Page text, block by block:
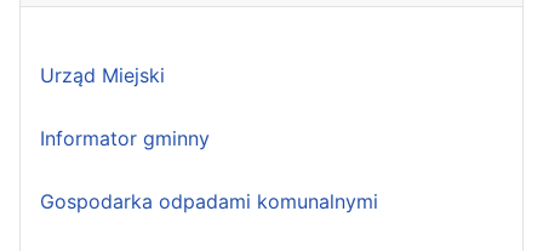
Urząd Miejski
Informator gminny
Gospodarka odpadami komunalnymi